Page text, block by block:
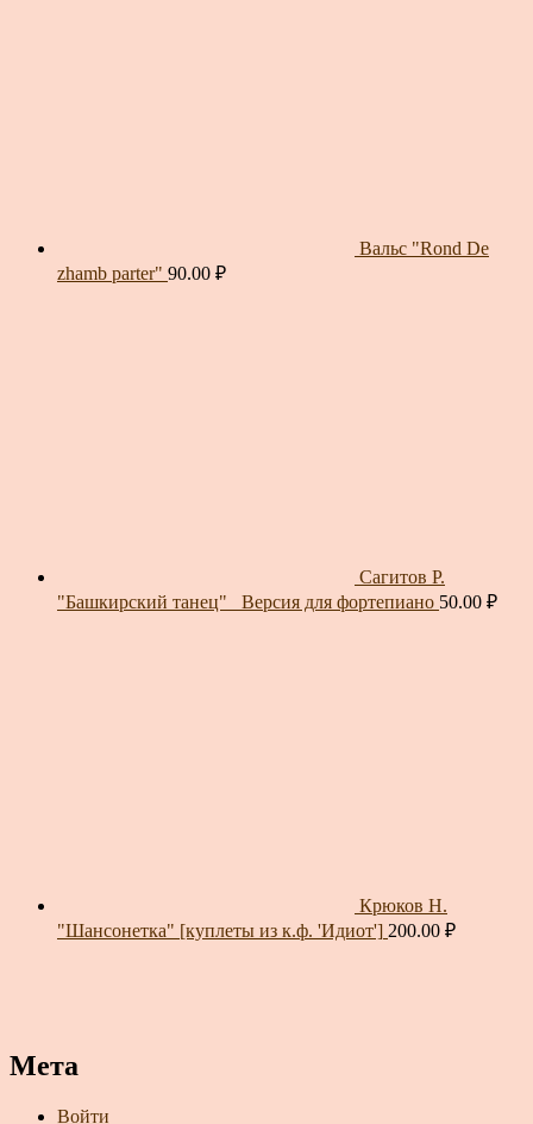
Вальс "Rond De
zhamb parter" 90.00 ₽
Сагитов Р.
"Башкирский танец"_ Версия для фортепиано 50.00 ₽
Крюков Н.
"Шансонетка" [куплеты из к.ф. 'Идиот'] 200.00 ₽
Мета
Войти